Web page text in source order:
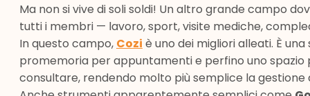
Ma non si vive di soli soldi! Un altro grande campo
tutti i membri — lavoro, sport, visite mediche,
In questo campo, Cozi è uno dei migliori alleati. È
promemoria per appuntamenti e perfino uno
consultare, rendendo molto più semplice la gestione